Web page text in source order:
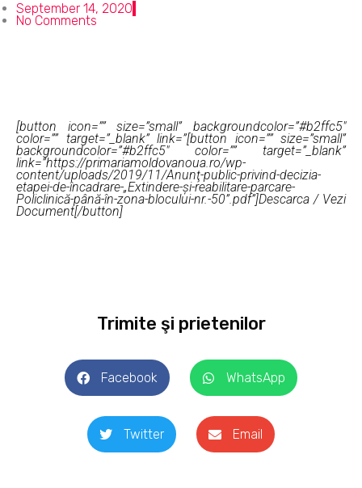
September 14, 2020
No Comments
[button icon=”” size=”small” backgroundcolor=”#b2ffc5″
color=”” target=”_blank” link=”[button icon=”” size=”small”
backgroundcolor=”#b2ffc5″ color=”” target=”_blank”
link=”https://primariamoldovanoua.ro/wp-
content/uploads/2019/11/Anunţ-public-privind-decizia-
etapei-de-încadrare-„Extindere-și-reabilitare-parcare-
Policlinică-până-în-zona-blocului-nr.-50”.pdf”]Descarca / Vezi
Document[/button]
Trimite şi prietenilor
Facebook WhatsApp
Twitter Email